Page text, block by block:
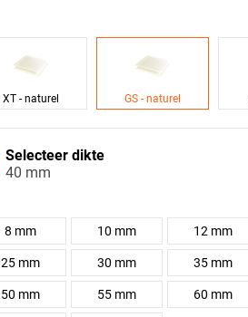
XT - naturel GS - naturel
Selecteer dikte
40 mm
8 mm 10 mm 12 mm
25 mm 30 mm 35 mm
50 mm 55 mm 60 mm